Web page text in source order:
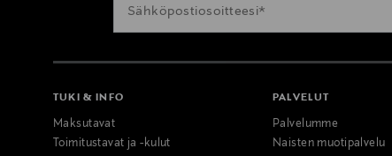
TUKI & INFO
Maksutavat
Toimitustavat ja -kulut
PALVELUT
Palvelumme
Naisten muotipalvelu